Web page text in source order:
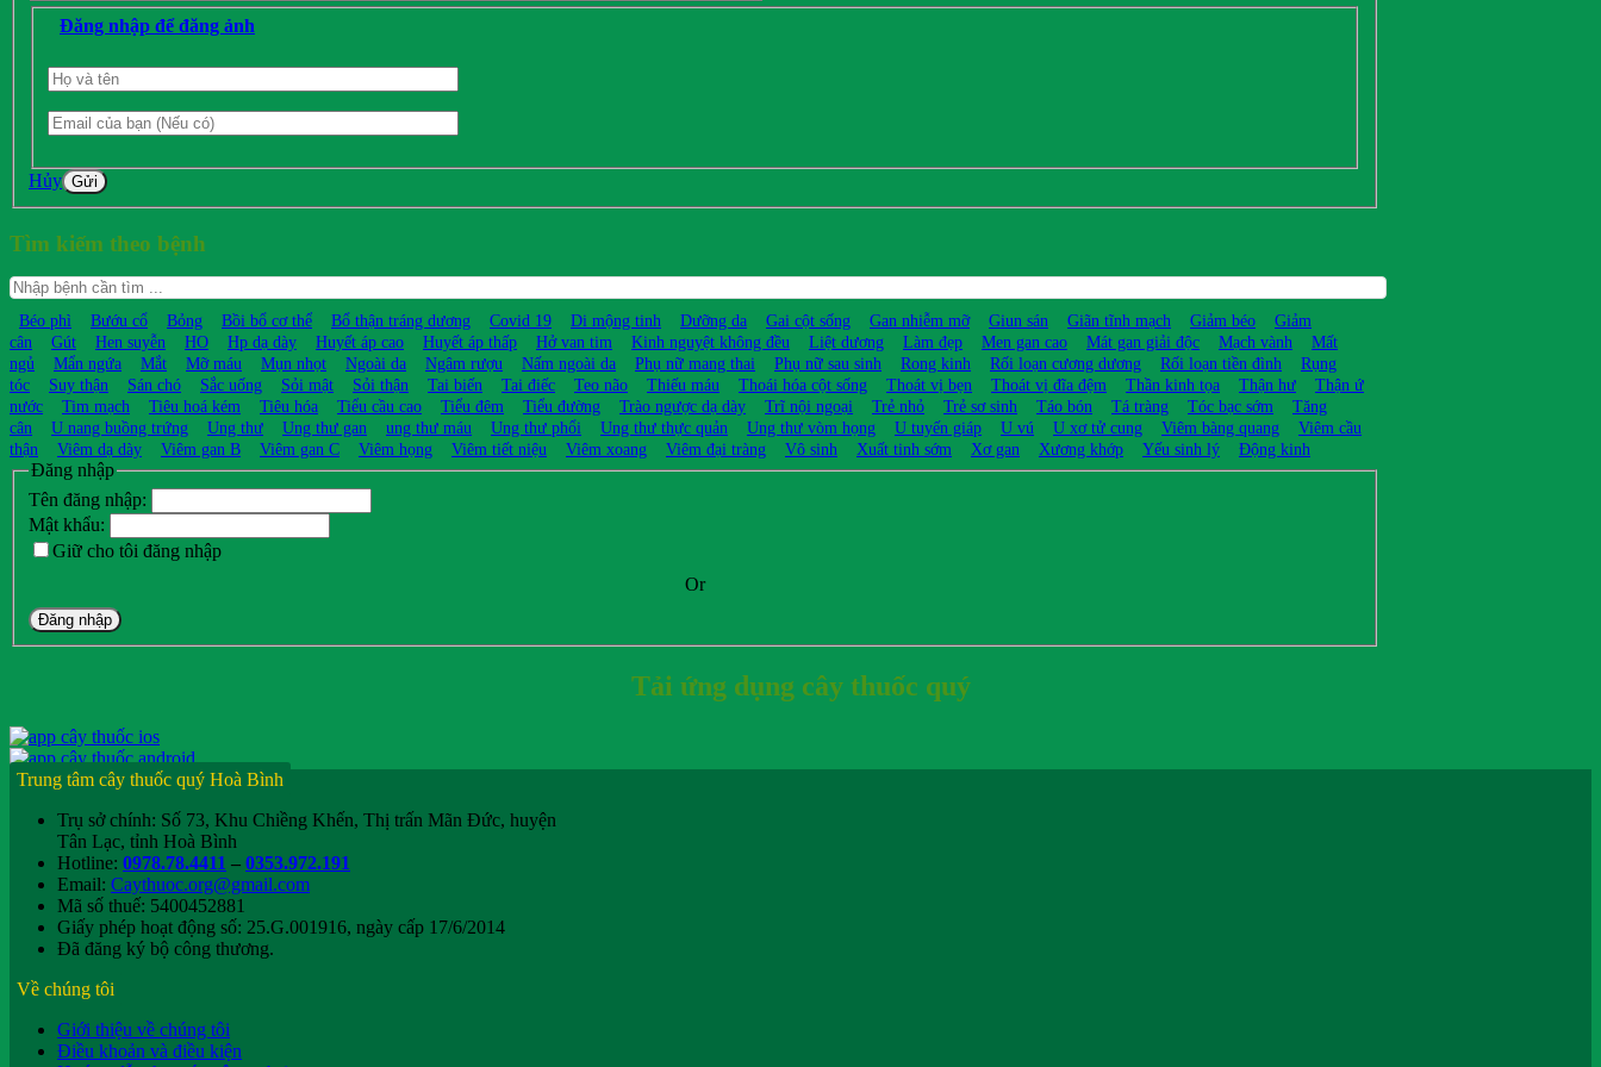
Đăng nhập để đăng ảnh
Hủy Gửi
Tìm kiếm theo bệnh
Béo phì Bướu cổ Bỏng Bồi bổ cơ thể Bổ thận tráng dương Covid 19 Di mộng tinh Dưỡng da Gai cột sống Gan nhiễm mỡ Giun sán Giãn tĩnh mạch Giảm béo
Giảm
cân
Gút Hen suyễn HO Hp dạ dày Huyết áp cao Huyết áp thấp Hở van tim Kinh nguyệt không đều Liệt dương Làm đẹp Men gan cao Mát gan giải độc Mạch vành
Mất
ngủ
Mẩn ngứa Mắt Mỡ máu Mụn nhọt Ngoài da Ngâm rượu Nấm ngoài da Phụ nữ mang thai Phụ nữ sau sinh Rong kinh Rối loạn cương dương Rối loạn tiền đình
Rụng
tóc
Suy thận Sán chó Sắc uống Sỏi mật Sỏi thận Tai biến Tai điếc Teo não Thiếu máu Thoái hóa cột sống Thoát vị bẹn Thoát vị đĩa đệm Thần kinh tọa Thận hư
Thận ứ
nước
Tim mạch Tiêu hoá kém Tiêu hóa Tiểu cầu cao Tiểu đêm Tiểu đường Trào ngược dạ dày Trĩ nội ngoại Trẻ nhỏ Trẻ sơ sinh Táo bón Tá tràng Tóc bạc sớm
Tăng
cân
U nang buồng trứng Ung thư Ung thư gan ung thư máu Ung thư phổi Ung thư thực quản Ung thư vòm họng U tuyến giáp U vú U xơ tử cung Viêm bàng quang
Viêm cầu
thận
Viêm dạ dày Viêm gan B Viêm gan C Viêm họng Viêm tiết niệu Viêm xoang Viêm đại tràng Vô sinh Xuất tinh sớm Xơ gan Xương khớp Yếu sinh lý Động kinh
Đăng nhập
Tên đăng nhập:
Mật khẩu:
Giữ cho tôi đăng nhập
Or
Đăng nhập
Tải ứng dụng cây thuốc quý
Trung tâm cây thuốc quý Hoà Bình
Trụ sở chính: Số 73, Khu Chiềng Khến, Thị trấn Mãn Đức, huyện
Tân Lạc, tỉnh Hoà Bình
Hotline: 0978.78.4411 – 0353.972.191
Email: Caythuoc.org@gmail.com
Mã số thuế: 5400452881
Giấy phép hoạt động số: 25.G.001916, ngày cấp 17/6/2014
Đã đăng ký bộ công thương.
Về chúng tôi
Giới thiệu về chúng tôi
Điều khoản và điều kiện